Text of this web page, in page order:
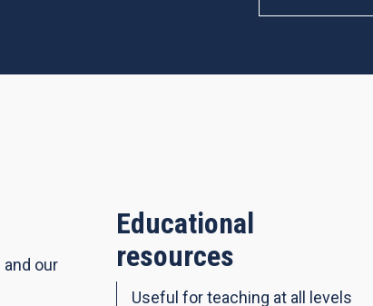
our
Educational
resources
Useful for teaching at all levels